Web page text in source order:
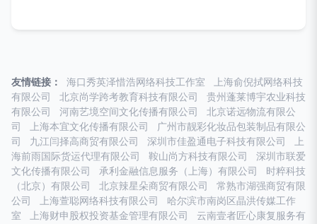
友情链接： 海口秀英泽惜浩网络科技工作室
上海俞倪拭网络科技
有限公司
北京尚学跨考教育科技有限公司
贵州蓬莱博宇农业科技
有限公司
河南艺境空间文化传播有限公司
北京诺远物流有限公
司
上海本宜文化传播有限公司
广州市靓彩化妆品包装制品有限公
司
九江闫择高商贸有限公司 深圳市佳盈通电子科技有限公司
上
海前雨国际货运代理有限公司
鞍山尚方科技有限公司
深圳市联爱
文化传播有限公司
承利金融信息服务（上海）有限公司
时粹科技
（北京）有限公司
北京辣星朵商贸有限公司
常熟市湖强商贸有限
公司
上海萱聪网络科技有限公司
哈尔滨市南岗区晶洪传媒工作
室
上海财申股权投资基金管理有限公司
云南壹者匠心康复服务有